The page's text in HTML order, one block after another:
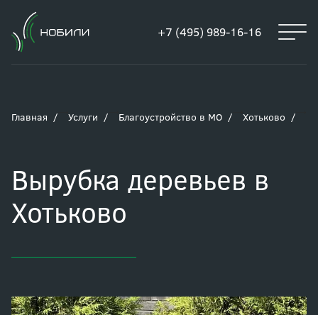
+7 (495) 989-16-16
Главная Услуги Благоустройство в МО Хотьково
Вырубка деревьев в
Хотьково